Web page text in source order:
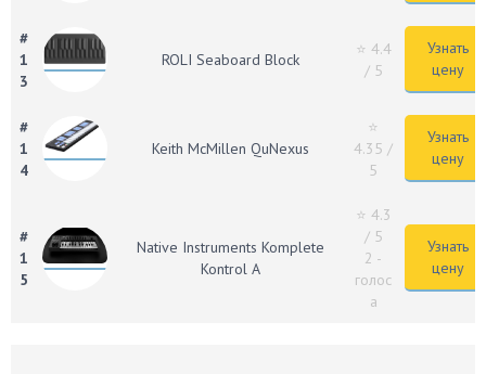
#
1
3
ROLI Seaboard Block
⭐ 4.4
/ 5
Узнать
цену
#
1
4
Keith McMillen QuNexus
⭐
4.35 /
5
Узнать
цену
#
1
5
Native Instruments Komplete
Kontrol A
⭐ 4.3
/ 5
2 -
голос
а
Узнать
цену